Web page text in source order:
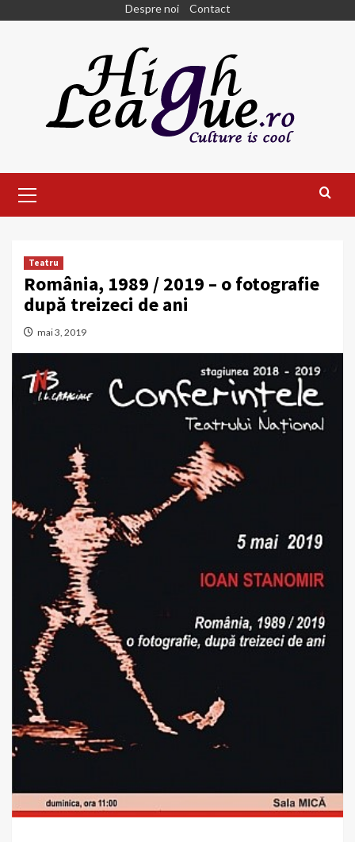
Despre noi Contact
Menu
Teatru
România, 1989 / 2019 – o fotografie
după treizeci de ani
mai 3, 2019